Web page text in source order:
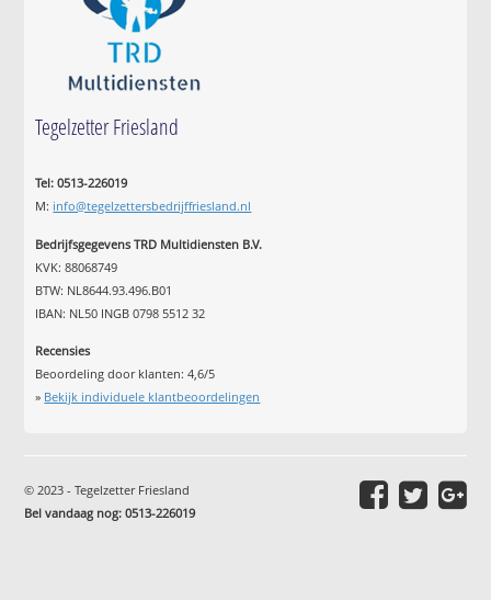
Tegelzetter Friesland
Tel: 0513-226019
M: info@tegelzettersbedrijffriesland.nl
Bedrijfsgegevens TRD Multidiensten B.V.
KVK: 88068749
BTW: NL8644.93.496.B01
IBAN: NL50 INGB 0798 5512 32
Recensies
Beoordeling door klanten:4,6/5
» Bekijk individuele klantbeoordelingen
© 2023 - Tegelzetter Friesland
Bel vandaag nog: 0513-226019